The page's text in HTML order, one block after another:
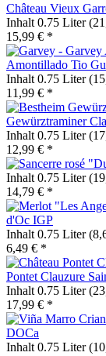
Château Vieux
Inhalt 0.75 Liter
15,99 € *
Amontillado Tio
Inhalt 0.75 Liter
11,99 € *
Gewürztraminer
Inhalt 0.75 Liter
12,99 € *
Inhalt 0.75 Liter
14,79 € *
d'Oc IGP
Inhalt 0.75 Liter
6,49 € *
Pontet Clauzure
Inhalt 0.75 Liter
17,99 € *
DOCa
Inhalt 0.75 Liter